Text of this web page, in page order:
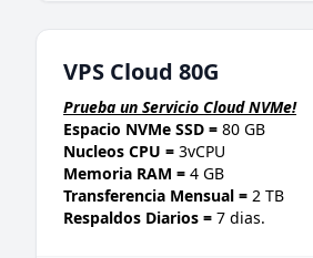
VPS Cloud 80G
Prueba un Servicio Cloud NVMe!
Espacio NVMe SSD = 80 GB
Nucleos CPU = 3vCPU
Memoria RAM = 4 GB
Transferencia Mensual = 2 TB
Respaldos Diarios = 7 dias.